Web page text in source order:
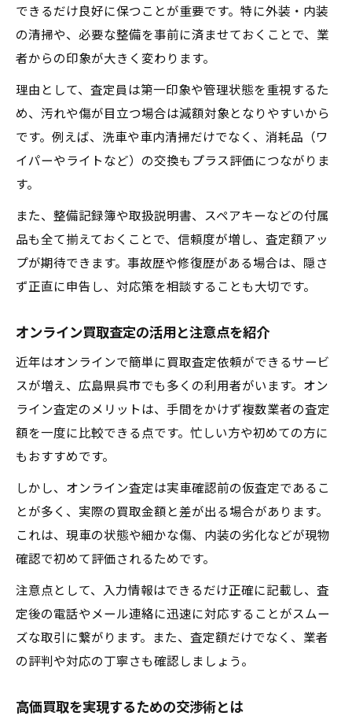
できるだけ良好に保つことが重要です。特に外装・内装
の清掃や、必要な整備を事前に済ませておくことで、業
者からの印象が大きく変わります。
理由として、査定員は第一印象や管理状態を重視するた
め、汚れや傷が目立つ場合は減額対象となりやすいから
です。例えば、洗車や車内清掃だけでなく、消耗品（ワ
イパーやライトなど）の交換もプラス評価につながりま
す。
また、整備記録簿や取扱説明書、スペアキーなどの付属
品も全て揃えておくことで、信頼度が増し、査定額アッ
プが期待できます。事故歴や修復歴がある場合は、隠さ
ず正直に申告し、対応策を相談することも大切です。
オンライン買取査定の活用と注意点を紹介
近年はオンラインで簡単に買取査定依頼ができるサービ
スが増え、広島県呉市でも多くの利用者がいます。オン
ライン査定のメリットは、手間をかけず複数業者の査定
額を一度に比較できる点です。忙しい方や初めての方に
もおすすめです。
しかし、オンライン査定は実車確認前の仮査定であるこ
とが多く、実際の買取金額と差が出る場合があります。
これは、現車の状態や細かな傷、内装の劣化などが現物
確認で初めて評価されるためです。
注意点として、入力情報はできるだけ正確に記載し、査
定後の電話やメール連絡に迅速に対応することがスムー
ズな取引に繋がります。また、査定額だけでなく、業者
の評判や対応の丁寧さも確認しましょう。
高価買取を実現するための交渉術とは